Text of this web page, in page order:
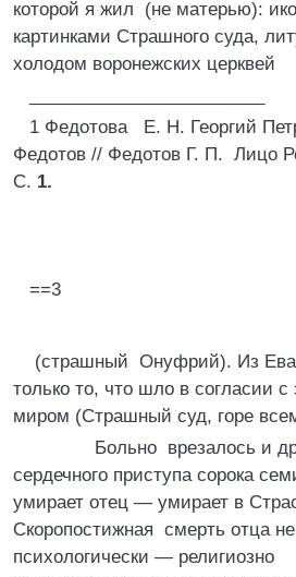
которой я жил (не матерью):
картинками Страшного суда,
холодом воронежских церквей
1 Федотова Е. Н. Георгий
Федотов // Федотов Г. П. Лицо
С. 1.
==3
(страшный Онуфрий). Из
только то, что шло в согласии
миром (Страшный суд, горе
Больно врезалось и
сердечного приступа сорока
умирает отец — умирает в
Скоропостижная смерть отца
психологически — религиозно